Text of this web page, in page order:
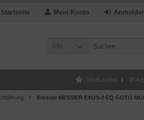
Mein Konto
Startseite
Alle
Merkzettel 0
Bresser MESSIER EXOS-2 EQ GOTO